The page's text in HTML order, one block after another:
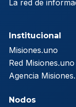
La red de
Institucional
Misiones.uno
Red Misiones.uno
Agencia
Nodos